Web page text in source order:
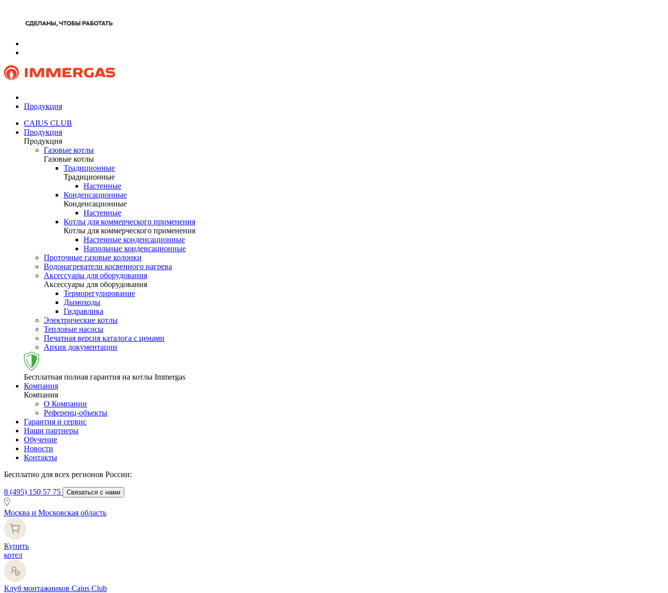
Продукция
CAIUS CLUB
Продукция
Продукция
Газовые котлы
Газовые котлы
Традиционные
Традиционные
Настенные
Конденсационные
Конденсационные
Настенные
Котлы для коммерческого применения
Котлы для коммерческого применения
Настенные конденсационные
Напольные конденсационные
Проточные газовые колонки
Водонагреватели косвенного нагрева
Аксессуары для оборудования
Аксессуары для оборудования
Терморегулирование
Дымоходы
Гидравлика
Электрические котлы
Тепловые насосы
Печатная версия каталога с ценами
Архив документации
Бесплатная полная гарантия на котлы Immergas
Компания
Компания
О Компании
Референц-объекты
Гарантия и сервис
Наши партнеры
Обучение
Новости
Контакты
Бесплатно для всех регионов России:
8 (495) 150 57 75 Связаться с нами
Москва и Московская область
Купить
котел
Клуб монтажников Caius Club